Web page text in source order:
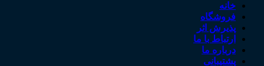
خانه
فروشگاه
پذیرش اثر
ارتباط با ما
درباره ما
پشتیبانی